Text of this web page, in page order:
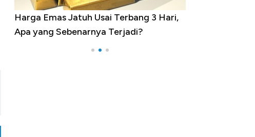
Harga Emas Jatuh Usai Terbang 3 Hari,
Apa yang Sebenarnya Terjadi?